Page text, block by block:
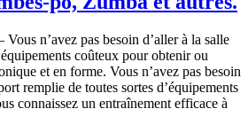
n’avez pas besoin d’aller à la salle
coûteux pour obtenir ou
et en forme. Vous n’avez pas besoin
remplie de toutes sortes d’équipements
connaissez un entraînement efficace à